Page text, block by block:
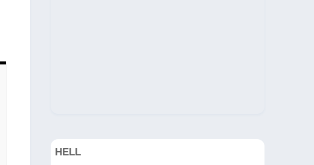
HELL